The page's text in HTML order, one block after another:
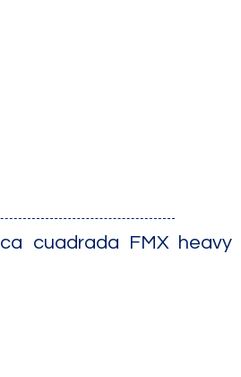
cuadrada FMX heavy